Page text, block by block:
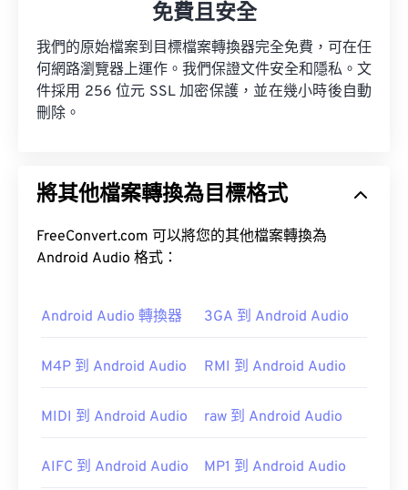
免費且安全
我們的原始檔案到目標檔案轉換器完全免費，可在任
何網路瀏覽器上運作。我們保證文件安全和隱私。文
件採用 256 位元 SSL 加密保護，並在幾小時後自動
刪除。
將其他檔案轉換為目標格式
FreeConvert.com 可以將您的其他檔案轉換為
Android Audio 格式：
Android Audio 轉換器 3GA 到 Android Audio
M4P 到 Android Audio RMI 到 Android Audio
MIDI 到 Android Audio raw 到 Android Audio
AIFC 到 Android Audio MP1 到 Android Audio